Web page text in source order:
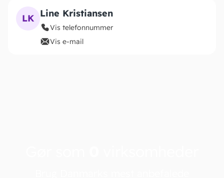
LK Line Kristiansen
Vis telefonnummer
Vis e-mail